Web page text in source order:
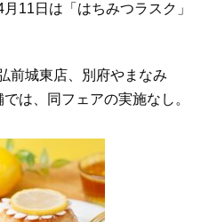
11日は「はちみつラスク」
前城東店、別府やまなみ
は、同フェアの実施なし。